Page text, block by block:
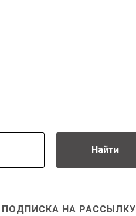
Найти
ПОДПИСКА НА РАССЫЛКУ